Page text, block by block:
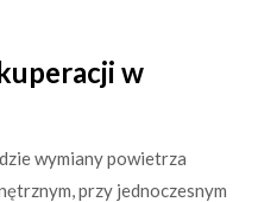
w
wymiany powietrza
przy jednoczesnym